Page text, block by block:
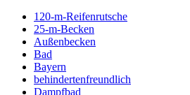
120-m-Reifenrutsche
25-m-Becken
Außenbecken
Bad
Bayern
behindertenfreundlich
Dampfbad